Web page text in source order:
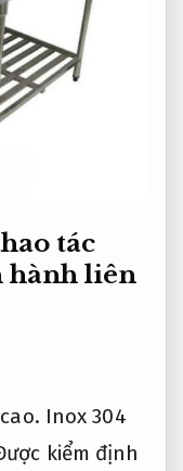
tác
hành liên
Inox 304
kiểm định